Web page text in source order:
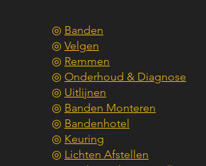
◎ Banden
◎ Velgen
◎ Remmen
◎ Onderhoud & Diagnose
◎ Uitlijnen
◎ Banden Monteren
◎ Bandenhotel
◎ Keuring
◎ Lichten Afstellen